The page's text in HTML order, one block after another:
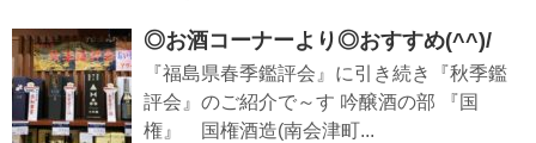
◎お酒コーナーより◎おすすめ(^^)/
『福島県春季鑑評会』に引き続き『秋季鑑
評会』のご紹介で～す 吟醸酒の部 『国
権』 国権酒造(南会津町...